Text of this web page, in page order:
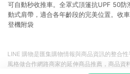
可自動秒收推車。全罩式頂篷抗UPF 50防
動式肩帶，適合各年齡段的完美位置。收
登機附袋
LINE 購物是匯集購物情報與商品資訊的整合
風格做合作網路商家的延伸商品推薦，商品資